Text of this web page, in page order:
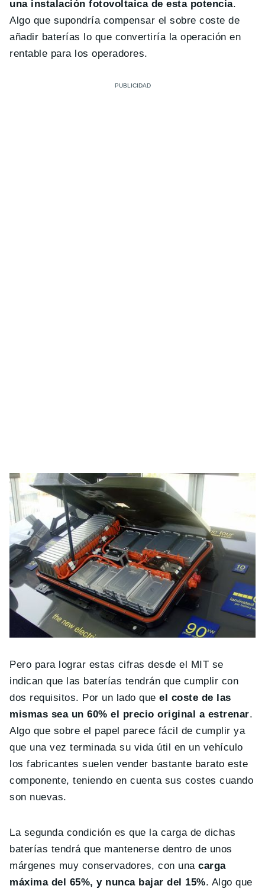
una instalación fotovoltaica de esta potencia.
Algo que supondría compensar el sobre coste de
añadir baterías lo que convertiría la operación en
rentable para los operadores.
Pero para lograr estas cifras desde el MIT se
indican que las baterías tendrán que cumplir con
dos requisitos. Por un lado que el coste de las
mismas sea un 60% el precio original a estrenar.
Algo que sobre el papel parece fácil de cumplir ya
que una vez terminada su vida útil en un vehículo
los fabricantes suelen vender bastante barato este
componente, teniendo en cuenta sus costes cuando
son nuevas.
La segunda condición es que la carga de dichas
baterías tendrá que mantenerse dentro de unos
márgenes muy conservadores, con unacarga
máxima del 65%, y nunca bajar del 15%. Algo que